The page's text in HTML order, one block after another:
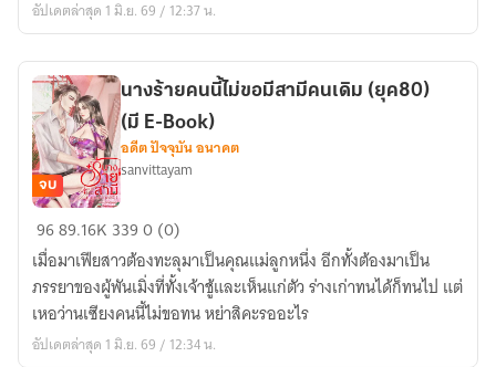
ลับ
วง
คืน
สามี
80s
(E-
book
วาง
จำหน่าย
แล้ว)
อัปเดตล่าสุด 1 มิ.ย. 69 / 12:37 น.
นาง
ร้าย
คน
นี้
ไม่
ขอ
จบ
นางร้ายคนนี้ไม่ขอมีสามีคนเดิม (ยุค80)
(มี E-Book)
อดีต ปัจจุบัน อนาคต
sanvittayam
9689.16K 3390 (0)
เมื่อมาเฟียสาวต้องทะลุมาเป็นคุณแม่ลูกหนึ่ง อีกทั้งต้องมาเป็น
ภรรยาของผู้พันเมิ่งที่ทั้งเจ้าชู้และเห็นแก่ตัว ร่างเก่าทนได้ก็ทนไป แต่
เหอว่านเซียงคนนี้ไม่ขอทน หย่าสิคะรออะไร
อัปเดตล่าสุด 1 มิ.ย. 69 / 12:34 น.